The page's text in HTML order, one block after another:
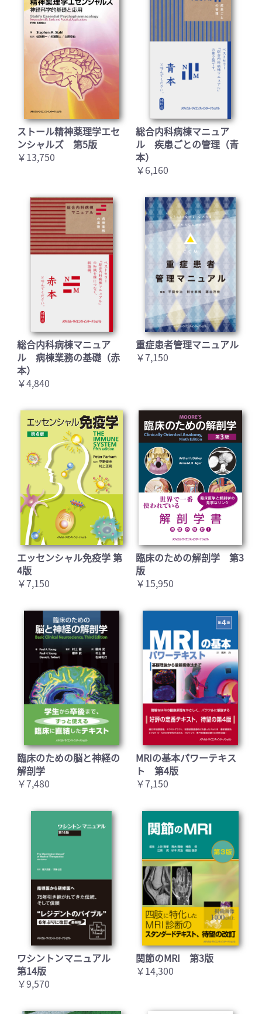
お買い物を続ける カートへ進む
ストール精神薬理学エセ
ンシャルズ 第5版
￥13,750
総合内科病棟マニュア
ル 疾患ごとの管理（青
本）
￥6,160
総合内科病棟マニュア
ル 病棟業務の基礎（赤
本）
￥4,840
重症患者管理マニュアル
￥7,150
エッセンシャル免疫学 第
4版
￥7,150
臨床のための解剖学 第3
版
￥15,950
臨床のための脳と神経の
解剖学
￥7,480
MRIの基本パワーテキス
ト 第4版
￥7,150
ワシントンマニュアル
第14版
￥9,570
関節のMRI 第3版
￥14,300